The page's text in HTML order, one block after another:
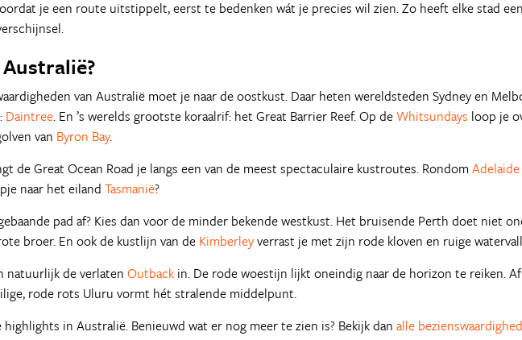
je een route uitstippelt, eerst te bedenken wát je precies wil zien. Zo heeft elke stad
van Australië moet je naar de oostkust. Daar heten wereldsteden Sydney en
Daintree. En ’s werelds grootste koraalrif: het Great Barrier Reef. Op deWhitsundays loop je
van Byron Bay.
de Great Ocean Road je langs een van de meest spectaculaire kustroutes. Rondom Adelaide
naar het eiland Tasmanië?
pad af? Kies dan voor de minder bekende westkust. Het bruisende Perth doet niet
broer. En ook de kustlijn van de Kimberleyverrast je met zijn rode kloven en ruige
natuurlijk de verlaten Outback in. De rode woestijn lijkt oneindig naar de horizon te reiken.
rode rots Uluru vormt hét stralende middelpunt.
in Australië. Benieuwd wat er nog meer te zien is? Bekijk dan alle